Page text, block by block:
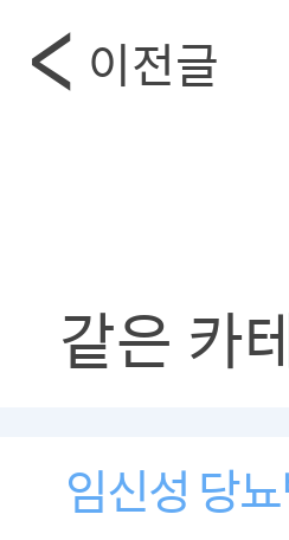
이전글
같은 카
임신성 당